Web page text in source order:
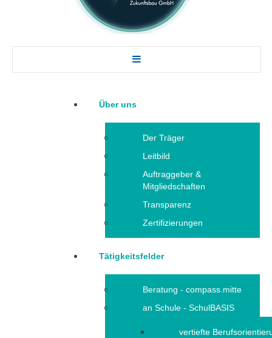
Über uns
Der Träger
Leitbild
Auftraggeber &
Mitgliedschaften
Transparenz
Zertifizierungen
Tätigkeitsfelder
Beratung - compass.mitte
an Schule - SchulBASIS
vertiefte